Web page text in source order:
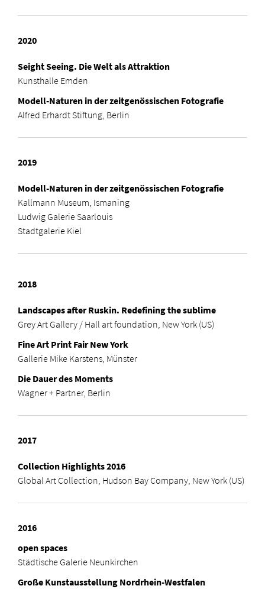
2020
Seight Seeing. Die Welt als Attraktion
Kunsthalle Emden
Modell-Naturen in der zeitgenössischen Fotografie
Alfred Erhardt Stiftung, Berlin
2019
Modell-Naturen in der zeitgenössischen Fotografie
Kallmann Museum, Ismaning
Ludwig Galerie Saarlouis
Stadtgalerie Kiel
2018
Landscapes after Ruskin. Redefining the sublime
Grey Art Gallery / Hall art foundation, New York (US)
Fine Art Print Fair New York
Gallerie Mike Karstens, Münster
Die Dauer des Moments
Wagner + Partner, Berlin
2017
Collection Highlights 2016
Global Art Collection, Hudson Bay Company, New York (US)
2016
open spaces
Städtische Galerie Neunkirchen
Große Kunstausstellung Nordrhein-Westfalen